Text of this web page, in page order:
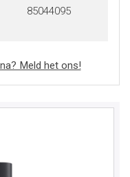
85044095
Meld het ons!